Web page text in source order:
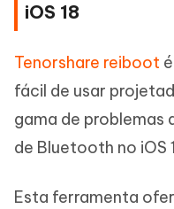
iOS 18
Tenorshare reiboot
fácil de usar
gama de problemas
de Bluetooth no iOS
Esta ferramenta